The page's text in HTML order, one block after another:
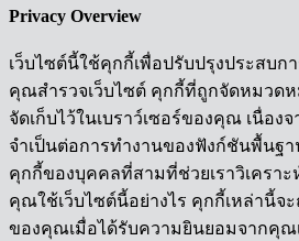
Privacy Overview
เว็บไซต์นี้ใช้คุกกี้เพื่อปรับปรุงประสบ
คุณสำรวจเว็บไซต์ คุกกี้ที่ถูกจัดหมวด
จัดเก็บไว้ในเบราว์เซอร์ของคุณ เนื่อง
จำเป็นต่อการทำงานของฟังก์ชันพื้นฐา
คุกกี้ของบุคคลที่สามที่ช่วยเราวิเคราะ
คุณใช้เว็บไซต์นี้อย่างไร คุกกี้เหล่านี้จะ
ของคุณเมื่อได้รับความยินยอมจากคุณ